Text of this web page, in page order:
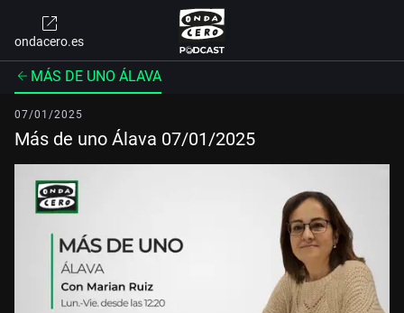
ondacero.es
MÁS DE UNO ÁLAVA
07/01/2025
Más de uno Álava 07/01/2025